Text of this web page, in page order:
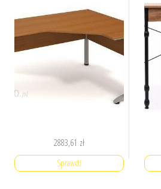
2883,61 zł
Sprawdź